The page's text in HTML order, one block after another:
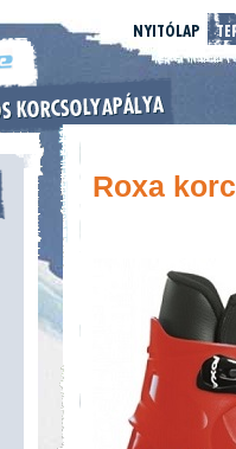
NYITÓLAP
Roxa